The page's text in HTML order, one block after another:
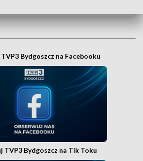
Bydgoszcz na Facebooku
TVP3 Bydgoszcz na Tik Toku